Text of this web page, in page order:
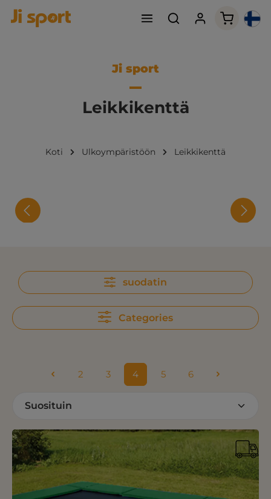
Ji sport
Leikkikenttä
Koti Ulkoympäristöön Leikkikenttä
suodatin
Categories
Sivu
2 Sivu
3 Sivu
4 Sivu
5 Sivu
6